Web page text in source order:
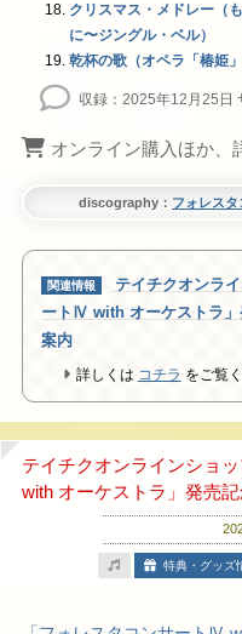
クリスマス・メドレー（
に〜ジングル・ベル）
乾杯の歌（オペラ「椿姫」
収録：2025年12月25日
オンライン購入ほか、
discography： フォレス
テイチクオンラ
ートⅣ with オーケストラ」
案内
詳しくは コチラ をご覧
テイチクオンラインショ
with オーケストラ」発売
特典・グッズ